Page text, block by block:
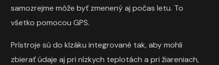
samozrejme môže byť zmenený aj počas letu. To
všetko pomocou GPS.
Prístroje sú do klzáku integrované tak, aby mohli
zbierať údaje aj pri nízkych teplotách a pri žiareniach,